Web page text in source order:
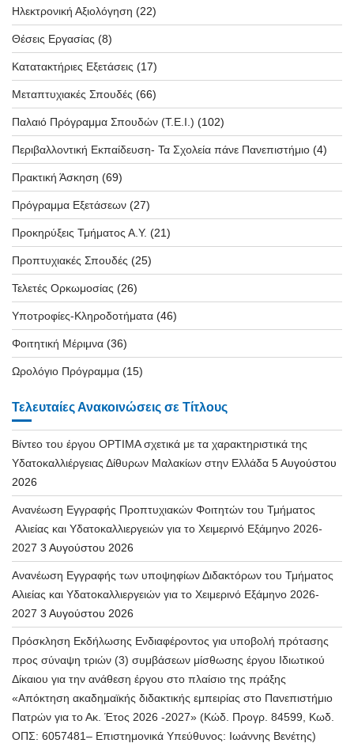
Ηλεκτρονική Αξιολόγηση (22)
Θέσεις Εργασίας (8)
Κατατακτήριες Εξετάσεις (17)
Μεταπτυχιακές Σπουδές (66)
Παλαιό Πρόγραμμα Σπουδών (T.E.I.) (102)
Περιβαλλοντική Εκπαίδευση- Τα Σχολεία πάνε Πανεπιστήμιο (4)
Πρακτική Άσκηση (69)
Πρόγραμμα Εξετάσεων (27)
Προκηρύξεις Τμήματος Α.Υ. (21)
Προπτυχιακές Σπουδές (25)
Τελετές Ορκωμοσίας (26)
Υποτροφίες-Κληροδοτήματα (46)
Φοιτητική Μέριμνα (36)
Ωρολόγιο Πρόγραμμα (15)
Τελευταίες Ανακοινώσεις σε Τίτλους
Βίντεο του έργου OPTIMA σχετικά με τα χαρακτηριστικά της
Υδατοκαλλιέργειας Δίθυρων Μαλακίων στην Ελλάδα 5 Αυγούστου
2026
Ανανέωση Εγγραφής Προπτυχιακών Φοιτητών του Τμήματος
Αλιείας και Υδατοκαλλιεργειών για το Χειμερινό Εξάμηνο 2026-
2027 3 Αυγούστου 2026
Ανανέωση Εγγραφής των υποψηφίων Διδακτόρων του Τμήματος
Αλιείας και Υδατοκαλλιεργειών για το Χειμερινό Εξάμηνο 2026-
2027 3 Αυγούστου 2026
Πρόσκληση Εκδήλωσης Ενδιαφέροντος για υποβολή πρότασης
προς σύναψη τριών (3) συμβάσεων μίσθωσης έργου Ιδιωτικού
Δίκαιου για την ανάθεση έργου στο πλαίσιο της πράξης
«Απόκτηση ακαδημαϊκής διδακτικής εμπειρίας στο Πανεπιστήμιο
Πατρών για το Ακ. Έτος 2026 -2027» (Κώδ. Προγρ. 84599, Κωδ.
ΟΠΣ: 6057481– Επιστημονικά Υπεύθυνος: Ιωάννης Βενέτης)